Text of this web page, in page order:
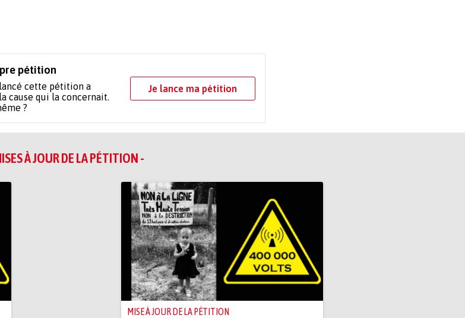
pétition
cette pétition a
cause qui la concernait.
?
Je lance ma pétition
À JOUR DE LA PÉTITION -
MISE À JOUR DE LA PÉTITION